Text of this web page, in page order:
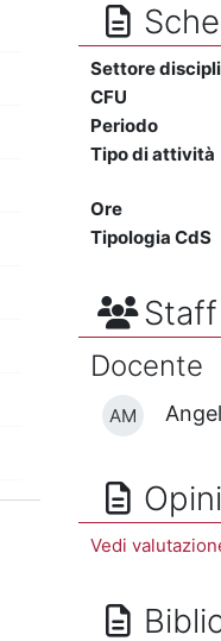
Settore
CFU
Periodo
Tipo di attività
Ore
Tipologia CdS
Staff
Docente
AM
Vedi